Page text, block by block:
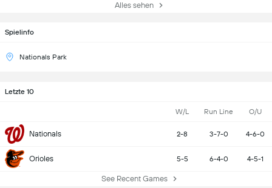
Spielinfo
Nationals Park
Letzte 10
W/L Run Line O/U
Nationals 2-8 3-7-0 4-6-0
Orioles 5-5 6-4-0 4-5-1
See Recent Games
Alles sehen